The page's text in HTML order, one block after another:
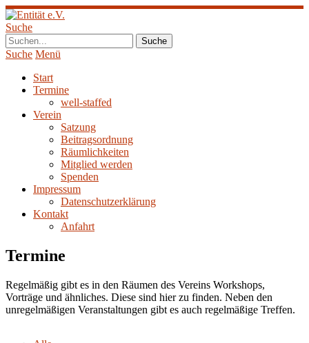
Suche
Suche Menü
Start
Termine
well-staffed
Verein
Satzung
Beitragsordnung
Räumlichkeiten
Mitglied werden
Spenden
Impressum
Datenschutzerklärung
Kontakt
Anfahrt
Termine
Regelmäßig gibt es in den Räumen des Vereins Workshops,
Vorträge und ähnliches. Diese sind hier zu finden. Neben den
unregelmäßigen Veranstaltungen gibt es auch regelmäßige Treffen.